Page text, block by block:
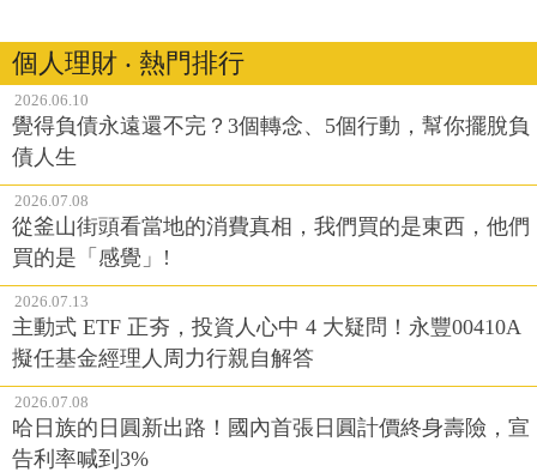
個人理財 ‧ 熱門排行
2026.06.10
覺得負債永遠還不完？3個轉念、5個行動，幫你擺脫負
債人生
2026.07.08
從釜山街頭看當地的消費真相，我們買的是東西，他們
買的是「感覺」!
2026.07.13
主動式 ETF 正夯，投資人心中 4 大疑問！永豐00410A
擬任基金經理人周力行親自解答
2026.07.08
哈日族的日圓新出路！國內首張日圓計價終身壽險，宣
告利率喊到3%